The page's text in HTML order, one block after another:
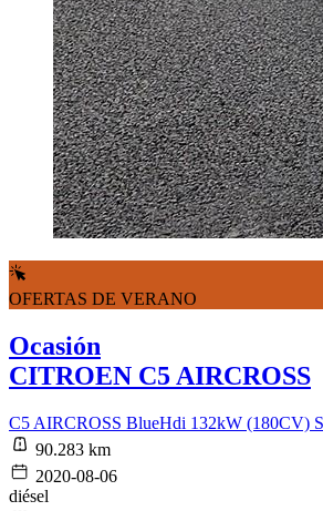
OFERTAS DE VERANO
Ocasión
CITROEN C5 AIRCROSS
C5 AIRCROSS BlueHdi 132kW (180CV)
90.283 km
2020-08-06
diésel